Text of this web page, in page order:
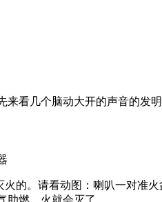
看几个脑动大开的声音的发明
的。请看动图：喇叭一对准